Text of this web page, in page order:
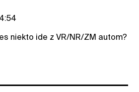
niekto ide z VR/NR/ZM autom?